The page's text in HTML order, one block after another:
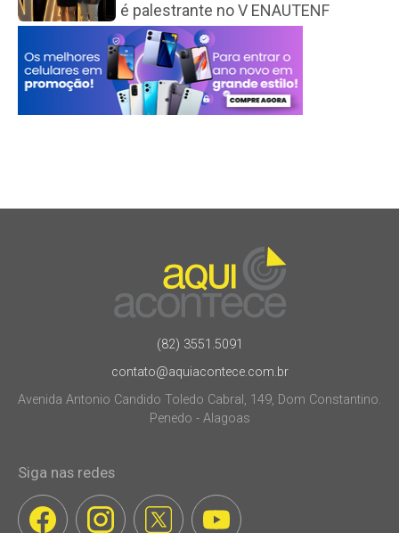
é palestrante no V ENAUTENF
(82) 3551.5091
contato@aquiacontece.com.br
Avenida Antonio Candido Toledo Cabral, 149, Dom Constantino.
Penedo - Alagoas
Siga nas redes